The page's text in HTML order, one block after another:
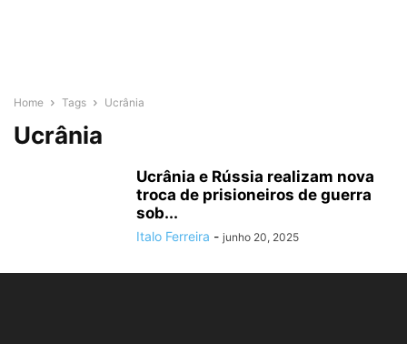
Home Tags Ucrânia
Ucrânia
Ucrânia e Rússia realizam nova
troca de prisioneiros de guerra
sob...
Italo Ferreira - junho 20, 2025